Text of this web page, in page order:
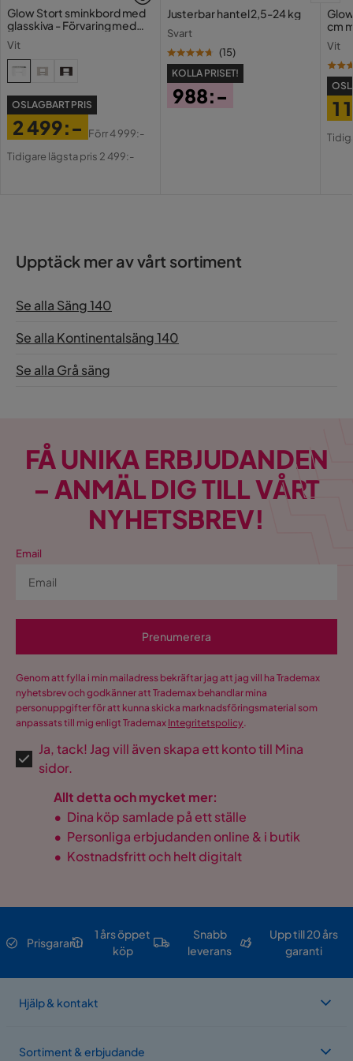
Glow Stort sminkbord med
glasskiva - Förvaring med
Vit
OSLAGBART PRIS
Pris
2 499:-
Original
Förr4 999:-
Tidigare lägsta pris 2 499:-
Justerbar hantel 2,5-24 kg
Svart
(15)
KOLLA PRISET!
988:-
cm
Vit
1
Upptäck mer av vårt sortiment
Se alla Säng 140
Se alla Kontinentalsäng 140
Se alla Grå säng
FÅ UNIKA ERBJUDANDEN
– ANMÄL DIG TILL VÅRT
NYHETSBREV!
Email
Prenumerera
Genom att fylla i min mailadress bekräftar jag att jag vill ha Trademax
nyhetsbrev och godkänner att Trademax behandlar mina
personuppgifter för att kunna skicka marknadsföringsmaterial som
anpassats till mig enligt Trademax Integritetspolicy.
Ja, tack! Jag vill även skapa ett konto till Mina
sidor.
Allt detta och mycket mer:
• Dina köp samlade på ett ställe
• Personliga erbjudanden online & i butik
• Kostnadsfritt och helt digitalt
Prisgaranti
1 års öppet
köp
Snabb
leverans
Upp till 20 års
garanti
Hjälp & kontakt
Sortiment & erbjudande